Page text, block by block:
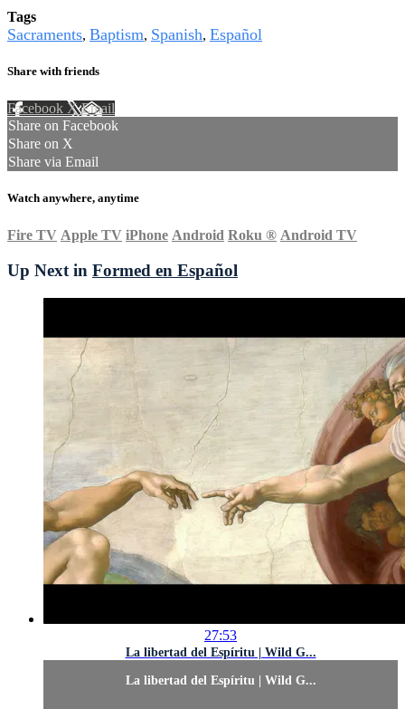
Tags
Sacraments, Baptism, Spanish, Español
Share with friends
Facebook XEmail
Share on Facebook
Share on X
Share via Email
Watch anywhere, anytime
Fire TV Apple TV iPhone Android Roku ® Android TV
Up Next in Formed en Español
27:53
La libertad del Espíritu | Wild G...
La libertad del Espíritu | Wild G...